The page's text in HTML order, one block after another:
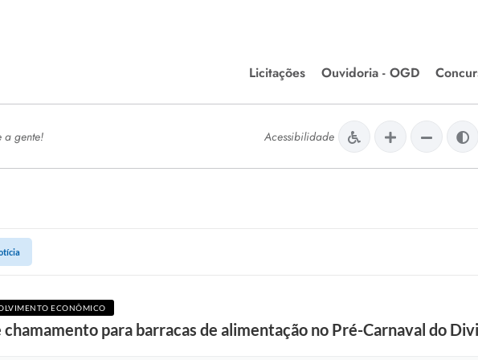
Licitações
Editais de Licitações
Chamamentos Públicos
Ouvidoria - OGD
Esporte
Meio Ambiente
a gente! Acessibilidade
ECONÔMICO
para barracas de alimentação no Pré-Carnaval do